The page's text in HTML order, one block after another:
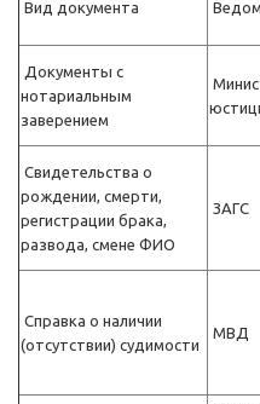
Вид документа
Документы с
нотариальным
заверением
Свидетельства о
рождении, смерти,
регистрации брака,
развода, смене ФИО
ЗАГС
Справка о наличии
(отсутствии) судимости
МВД